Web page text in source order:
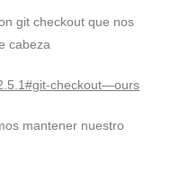
git checkout que nos
cabeza
checkout—ours
mantener nuestro